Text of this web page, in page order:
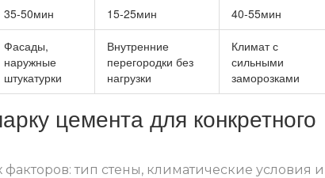
35‑50мин 15‑25мин 40‑55мин
Фасады,
наружные
штукатурки
Внутренние
перегородки без
нагрузки
Климат с
сильными
заморозками
цемента для конкретного
тип стены, климатические условия и